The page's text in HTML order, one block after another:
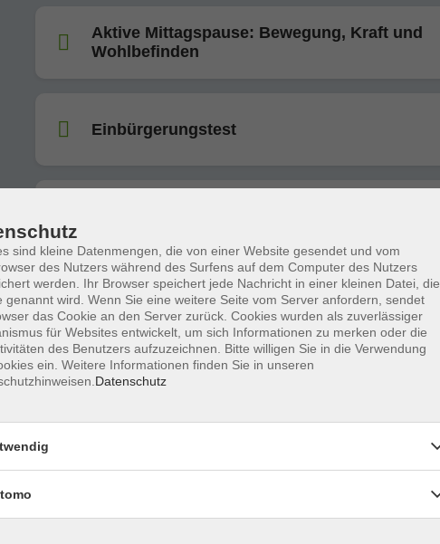
Aktive Mittagspause: Bewegung, Kraft und
Wohlbefinden
Einbürgerungstest
Einbürgerungstest
Nachbarschaftshilfe - Grundkurs
sind kleine Datenmengen, die von einer Website gesendet und vom
des Nutzers während des Surfens auf dem Computer des Nutzers
werden. Ihr Browser speichert jede Nachricht in einer kleinen Datei, die
genannt wird. Wenn Sie eine weitere Seite vom Server anfordern, sendet
das Cookie an den Server zurück. Cookies wurden als zuverlässiger
für Websites entwickelt, um sich Informationen zu merken oder die
des Benutzers aufzuzeichnen. Bitte willigen Sie in die Verwendung
ein. Weitere Informationen finden Sie in unseren
Datenschutz